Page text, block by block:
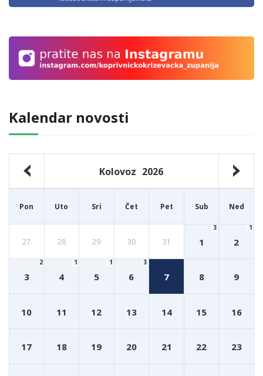
Kalendar novosti
Kolovoz 2026
Pon Uto Sri Čet Pet Sub Ned
27 28 29 30 31 1
3
2
1
3
2
4
1
5
1
6
3
7 8 9
10 11 12 13 14 15 16
17 18 19 20 21 22 23